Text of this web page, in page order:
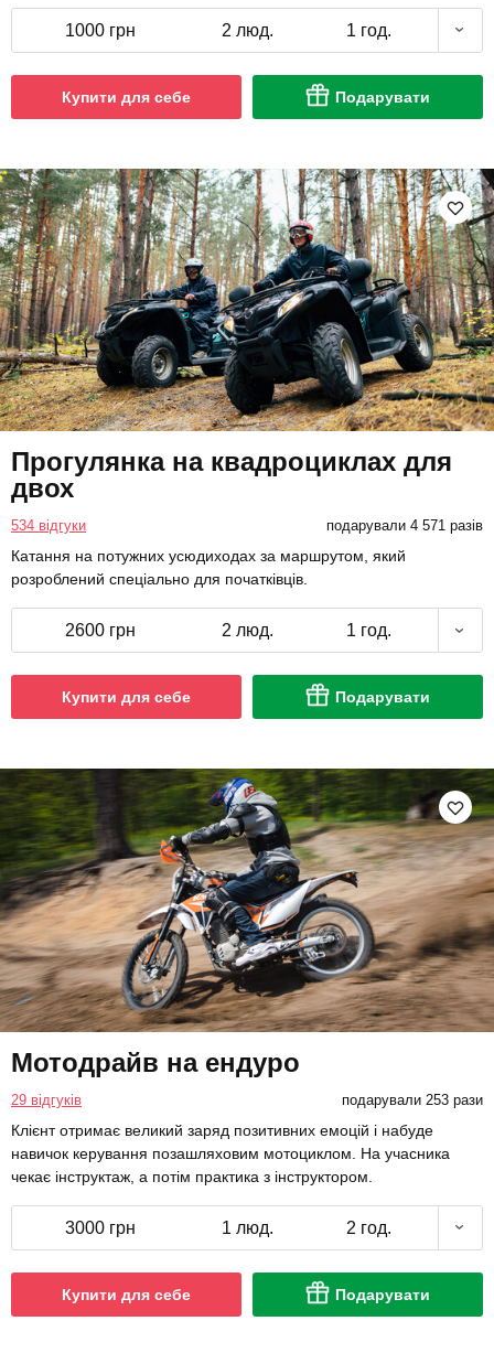
1000 грн 2 люд. 1 год.
Купити для себе Подарувати
Прогулянка на квадроциклах для
двох
534 відгуки подарували 4 571 разів
Катання на потужних усюдиходах за маршрутом, який
розроблений спеціально для початківців.
2600 грн 2 люд. 1 год.
Купити для себе Подарувати
Мотодрайв на ендуро
29 відгуків подарували 253 рази
Клієнт отримає великий заряд позитивних емоцій і набуде
навичок керування позашляховим мотоциклом. На учасника
чекає інструктаж, а потім практика з інструктором.
3000 грн 1 люд. 2 год.
Купити для себе Подарувати